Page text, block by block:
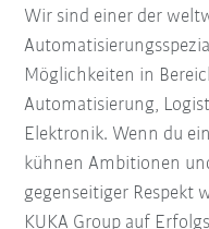
Wir sind einer der
Möglichkeiten in
Automatisierung,
Elektronik. Wenn du
kühnen Ambitionen
gegenseitiger Respekt
KUKA Group auf